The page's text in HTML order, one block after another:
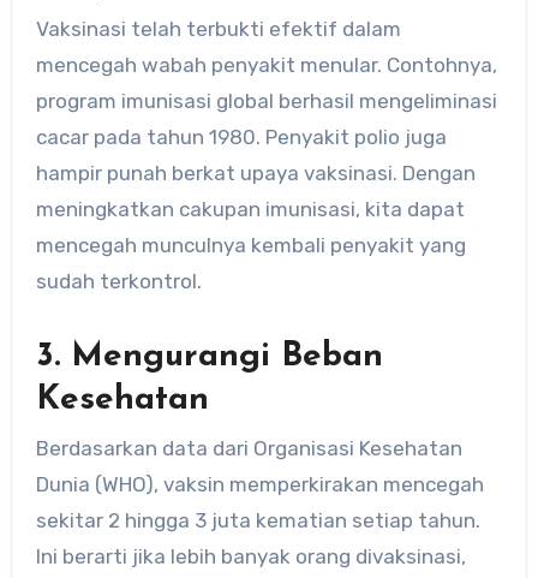
Vaksinasi telah terbukti efektif dalam
mencegah wabah penyakit menular. Contohnya,
program imunisasi global berhasil mengeliminasi
cacar pada tahun 1980. Penyakit polio juga
hampir punah berkat upaya vaksinasi. Dengan
meningkatkan cakupan imunisasi, kita dapat
mencegah munculnya kembali penyakit yang
sudah terkontrol.
3. Mengurangi Beban
Kesehatan
Berdasarkan data dari Organisasi Kesehatan
Dunia (WHO), vaksin memperkirakan mencegah
sekitar 2 hingga 3 juta kematian setiap tahun.
Ini berarti jika lebih banyak orang divaksinasi,